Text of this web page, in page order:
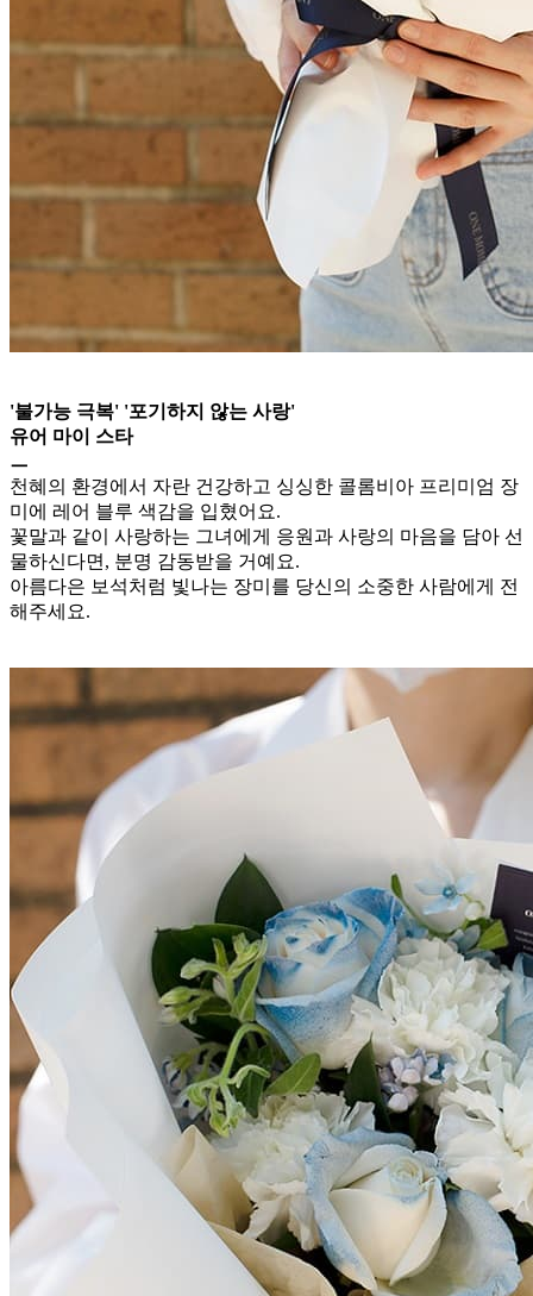
'불가능 극복' '포기하지 않는 사랑'
유어 마이 스타
ㅡ
천혜의 환경에서 자란 건강하고 싱싱한 콜롬비아 프리미엄 장
미에 레어 블루 색감을 입혔어요.
꽃말과 같이 사랑하는 그녀에게 응원과 사랑의 마음을 담아 선
물하신다면, 분명 감동받을 거예요.
아름다은 보석처럼 빛나는 장미를 당신의 소중한 사람에게 전
해주세요.